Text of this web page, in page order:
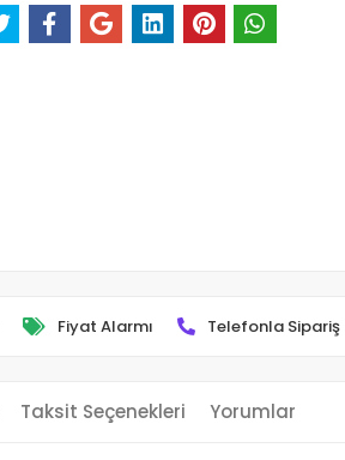
Fiyat Alarmı Telefonla Sipariş
Taksit Seçenekleri Yorumlar